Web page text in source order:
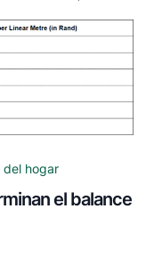
del hogar
el balance